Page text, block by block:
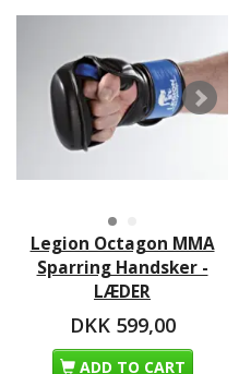
Legion Octagon MMA
Sparring Handsker -
LÆDER
DKK 599,00
ADD TO CART